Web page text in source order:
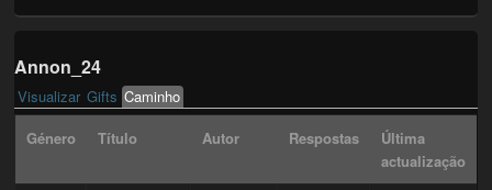
Annon_24
Primary tabs
Visualizar Gifts Caminho
Género
Título Autor Respostas
Última
actualização